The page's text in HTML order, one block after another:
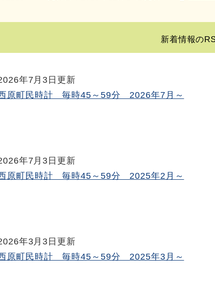
年7月3日更新
原町民時計 毎時45～59分 2026年7月～
年7月3日更新
原町民時計 毎時45～59分 2025年2月～
年3月3日更新
原町民時計 毎時45～59分 2025年3月～
新着情報の